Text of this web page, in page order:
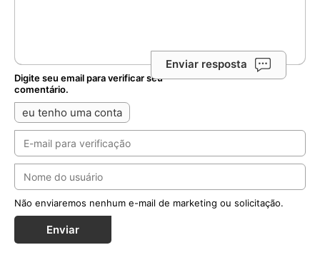
Enviar resposta
Digite seu email para verificar seu
comentário.
eu tenho uma conta
Não enviaremos nenhum e-mail de marketing ou solicitação.
Enviar